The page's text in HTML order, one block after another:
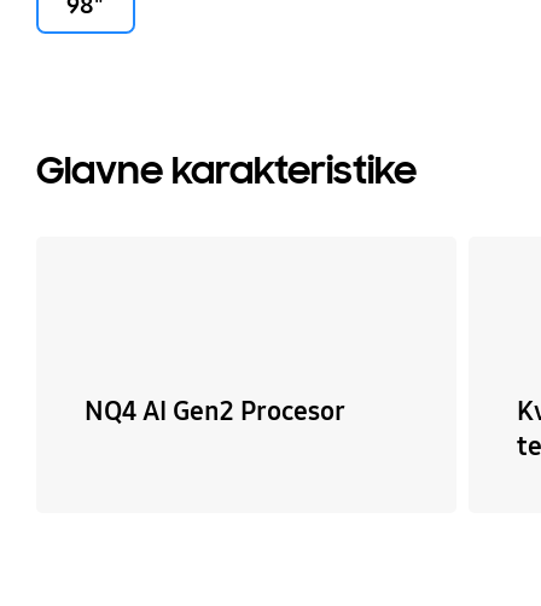
Glavne karakteristike
NQ4 AI Gen2 Procesor